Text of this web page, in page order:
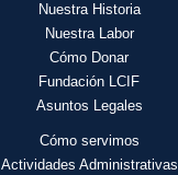
Nuestra Historia
Nuestra Labor
Cómo Donar
Fundación LCIF
Asuntos Legales
Cómo servimos
Actividades Administrativas